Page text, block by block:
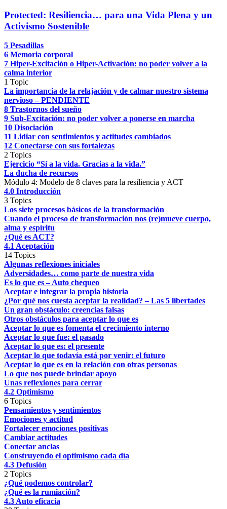
Protected: Resiliencia… para una Vida Plena y un
Activismo Sostenible
5 Pesadillas
6 Memoria corporal
7 Hiper-Excitación o Hiper-Activación: no poder volver a la
calma interior
1 Topic
La importancia de la relajación y de calmar nuestro sistema
nervioso – PENDIENTE
8 Trastornos del sueño
9 Sub-Excitación: no poder volver a ponerse en marcha
10 Disociación
11 Lidiar con sentimientos y actitudes cambiados
12 Conectarse con sus fortalezas
2 Topics
Ejercicio “Sí a la vida. Gracias a la vida.”
La ducha de recursos
Módulo 4: Modelo de 8 claves para la resiliencia y ACT
4.0 Introducción
3 Topics
Los siete procesos básicos de la transformación
Cuando el proceso de transformación nos (re)mueve cuerpo,
alma y espíritu
¿Qué es ACT?
4.1 Aceptación
14 Topics
Algunas reflexiones iniciales
Adversidades… como parte de nuestra vida
Es lo que es – Auto chequeo
Aceptar e integrar la propia historia
¿Por qué nos cuesta aceptar la realidad? – Las 5 libertades
Un gran obstáculo: creencias falsas
Otros obstáculos para aceptar lo que es
Aceptar lo que es fomenta el crecimiento interno
Aceptar lo que fue: el pasado
Aceptar lo que es: el presente
Aceptar lo que todavía está por venir: el futuro
Aceptar lo que es en la relación con otras personas
Lo que nos puede brindar apoyo
Unas reflexiones para cerrar
4.2 Optimismo
6 Topics
Pensamientos y sentimientos
Emociones y actitud
Fortalecer emociones positivas
Cambiar actitudes
Conectar anclas
Construyendo el optimismo cada día
4.3 Defusión
2 Topics
¿Qué podemos controlar?
¿Qué es la rumiación?
4.3 Auto eficacia